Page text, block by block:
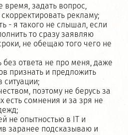
задать вопрос,
рекламу;
- я такого не слышал, если
то сразу заявляю
не обещаю того чего не
без ответа не про меня, даже
признать и предложить
поэтому не берусь за
есть сомнения и за зря не
не опытностью в IT и
заранее подсказываю и